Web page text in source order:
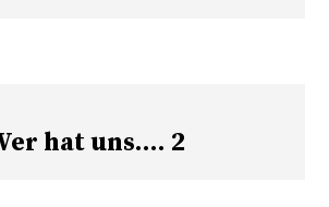
hat uns…. 2